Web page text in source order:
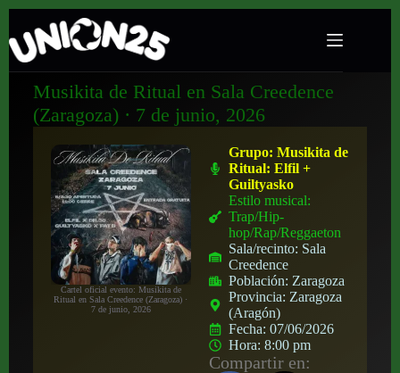
Musikita de Ritual en Sala Creedence
(Zaragoza) · 7 de junio, 2026
Cartel oficial evento: Musikita de
Ritual en Sala Creedence (Zaragoza) ·
7 de junio, 2026
Grupo:Musikita de
Ritual: Elfil +
Guiltyasko
Estilo musical:
Trap/Hip-
hop/Rap/Reggaeton
Sala/recinto: Sala
Creedence
Población: Zaragoza
Provincia: Zaragoza
(Aragón)
Fecha:07/06/2026
Hora:8:00 pm
Compartir en: